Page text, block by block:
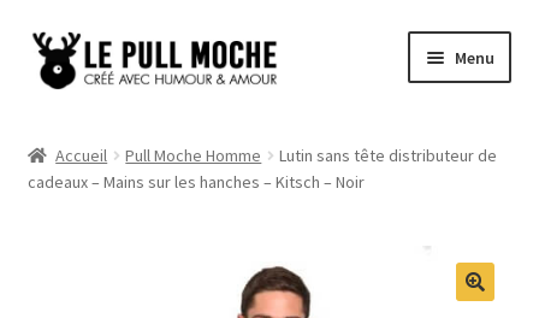
Aller
Aller
au
Menu
Pull Noël Femme
Accueil Pull Moche Homme
Lutin sans tête distributeur de
cadeaux – Mains sur les hanches – Kitsch – Noir